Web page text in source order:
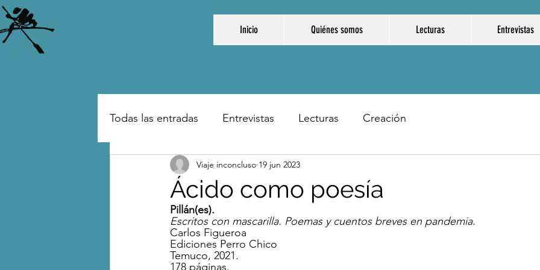
Inicio Quiénes somos Lecturas Entrevistas
Todas las entradas Entrevistas Lecturas Creación
Ácido como poesía
Viaje inconcluso 19 jun 2023
Pillán(es).
Escritos con mascarilla. Poemas y cuentos breves en pandemia.
Carlos Figueroa
Ediciones Perro Chico
Temuco, 2021.
178 páginas.